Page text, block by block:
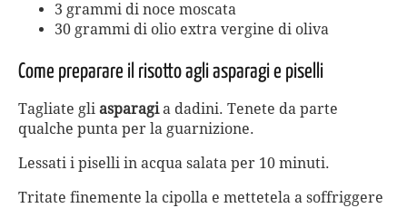
3 grammi di noce moscata
30 grammi di olio extra vergine di oliva
Come preparare il risotto agli asparagi e piselli
Tagliate gli asparagia dadini. Tenete da parte
qualche punta per la guarnizione.
Lessati i piselli in acqua salata per 10 minuti.
Tritate finemente la cipolla e mettetela a soffriggere